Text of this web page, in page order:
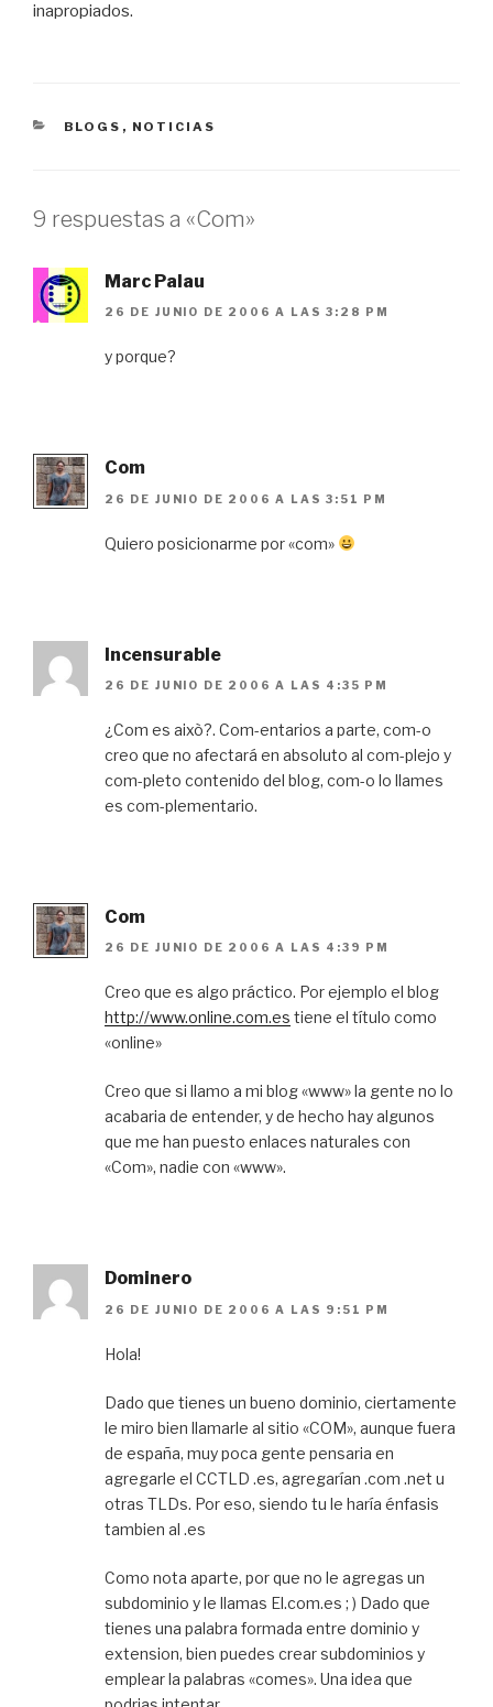
inapropiados.
CATEGORÍAS
BLOGS , NOTICIAS
9 respuestas a «Com»
Marc Palau
26 DE JUNIO DE 2006 A LAS 3:28 PM
y porque?
Com
26 DE JUNIO DE 2006 A LAS 3:51 PM
Quiero posicionarme por «com»
Incensurable
26 DE JUNIO DE 2006 A LAS 4:35 PM
¿Com es això?. Com-entarios a parte, com-o
creo que no afectará en absoluto al com-plejo y
com-pleto contenido del blog, com-o lo llames
es com-plementario.
Com
26 DE JUNIO DE 2006 A LAS 4:39 PM
Creo que es algo práctico. Por ejemplo el blog
http://www.online.com.es tiene el título como
«online»
Creo que si llamo a mi blog «www» la gente no lo
acabaria de entender, y de hecho hay algunos
que me han puesto enlaces naturales con
«Com», nadie con «www».
Dominero
26 DE JUNIO DE 2006 A LAS 9:51 PM
Hola!
Dado que tienes un bueno dominio, ciertamente
le miro bien llamarle al sitio «COM», aunque fuera
de españa, muy poca gente pensaria en
agregarle el CCTLD .es, agregarían .com .net u
otras TLDs. Por eso, siendo tu le haría énfasis
tambien al .es
Como nota aparte, por que no le agregas un
subdominio y le llamas El.com.es ; ) Dado que
tienes una palabra formada entre dominio y
extension, bien puedes crear subdominios y
emplear la palabras «comes». Una idea que